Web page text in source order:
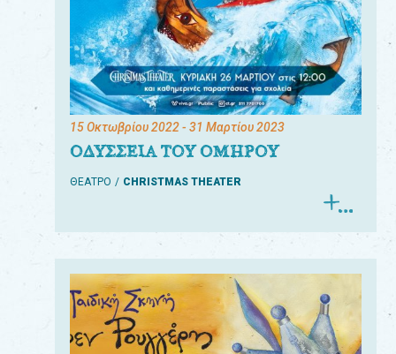
15 Οκτωβρίου 2022- 31 Μαρτίου 2023
ΟΔΥΣΣΕΙΑ ΤΟΥ ΟΜΗΡΟΥ
ΘΕΑΤΡΟ CHRISTMAS THEATER